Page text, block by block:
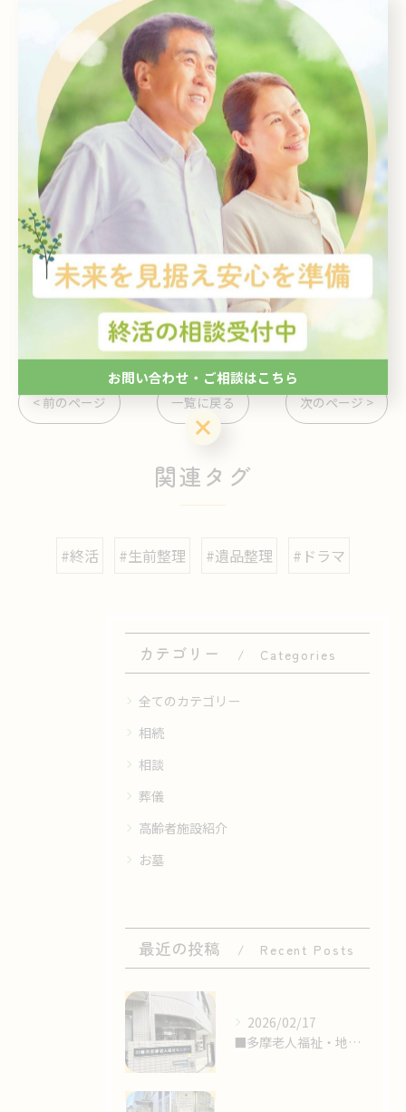
住所 : 神奈川県川崎市多摩区長尾５丁目１９−１８
グレイスファイン 1階
電話番号 :
044-932-1237
神奈川で相続のご相談を受付
神奈川でお客様に寄り添った相談
--------------------------------------------------------------------
< 前のページ 一覧に戻る 次のページ >
関連タグ
#終活 #生前整理 #遺品整理 #ドラマ
カテゴリー Categories
全てのカテゴリー
相続
相談
葬儀
高齢者施設紹介
お墓
最近の投稿 Recent Posts
2026/02/17
■多摩老人福祉・地域交流センターにて〝終活セミナー〟の講師
お問い合わせ・ご相談はこちら
お問い合わせ・ご相談はこちら